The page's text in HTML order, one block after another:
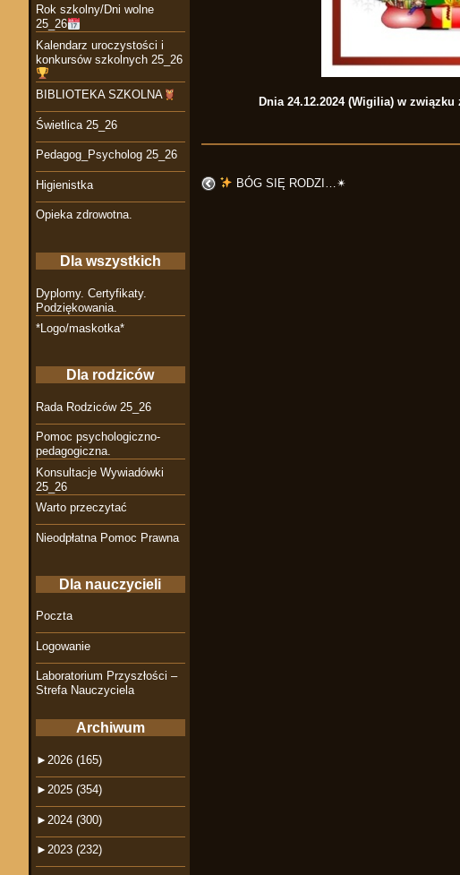
Dnia 24.12.2024 (Wigilia) w
BÓG SIĘ RODZI…✴︎
Rok szkolny/Dni wolne
25_26
Kalendarz uroczystości i
konkursów szkolnych 25_26
BIBLIOTEKA SZKOLNA
Świetlica 25_26
Pedagog_Psycholog 25_26
Higienistka
Opieka zdrowotna.
Dla wszystkich
Dyplomy. Certyfikaty.
Podziękowania.
*Logo/maskotka*
Dla rodziców
Rada Rodziców 25_26
Pomoc psychologiczno-
pedagogiczna.
Konsultacje Wywiadówki
25_26
Warto przeczytać
Nieodpłatna Pomoc Prawna
Dla nauczycieli
Poczta
Logowanie
Laboratorium Przyszłości –
Strefa Nauczyciela
Archiwum
► 2026 (165)
► 2025 (354)
► 2024 (300)
► 2023 (232)